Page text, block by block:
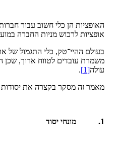
האופציות הן כלי חשוב עבור
אופציות לרכוש מניות החברה
בעולם ההיי־טק, כלי התגמול של
משמרת עובדים לטווח ארוך, שכן
עולה[1]
.
מאמר זה מסקר בקצרה את יסודות
1. מונחי יסוד